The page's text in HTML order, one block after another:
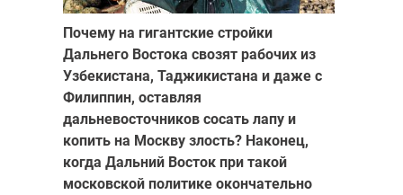
Почему на гигантские стройки
Дальнего Востока свозят рабочих из
Узбекистана, Таджикистана и даже с
Филиппин, оставляя
дальневосточников сосать лапу и
копить на Москву злость? Наконец,
когда Дальний Восток при такой
московской политике окончательно